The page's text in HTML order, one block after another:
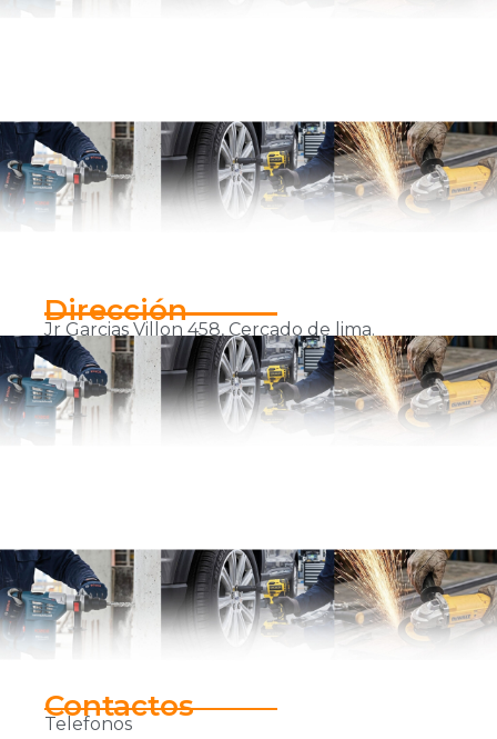
Dirección
Jr Garcias Villon 458, Cercado de lima.
Contactos
Telefonos